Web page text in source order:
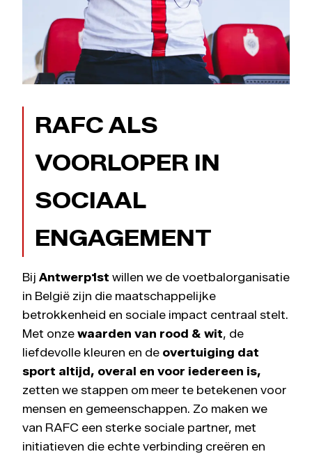
RAFC ALS
VOORLOPER IN
SOCIAAL
ENGAGEMENT
Bij Antwerp1st willen we de voetbalorganisatie
in België zijn die maatschappelijke
betrokkenheid en sociale impact centraal stelt.
Met onze waarden van rood & wit, de
liefdevolle kleuren en de overtuiging dat
sport altijd, overal en voor iedereen is,
zetten we stappen om meer te betekenen voor
mensen en gemeenschappen. Zo maken we
van RAFC een sterke sociale partner, met
initiatieven die echte verbinding creëren en